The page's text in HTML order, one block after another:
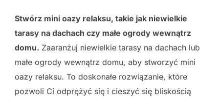
Stwórz mini oazy relaksu, takie jak niewielkie
tarasy na dachach czy małe ogrody wewnątrz
domu. Zaaranżuj niewielkie tarasy na dachach lub
małe ogrody wewnątrz domu, aby stworzyć mini
oazy relaksu. To doskonałe rozwiązanie, które
pozwoli Ci odprężyć się i cieszyć się bliskością